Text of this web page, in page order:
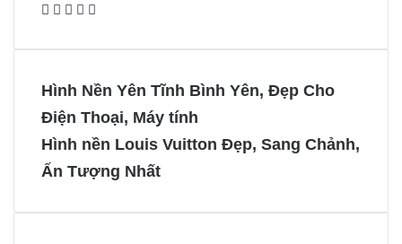
F
o
o
k
X P
e
s
M
n
g
e
n
g
e
Hình Nền Yên Tĩnh Bình Yên, Đẹp Cho
Điện Thoại, Máy tính
Hình nền Louis Vuitton Đẹp, Sang Chảnh,
Ấn Tượng Nhất